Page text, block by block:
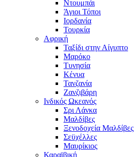
Ντουμπάι
Άγιοι Τόποι
Ιορδανία
Τουρκία
Αφρική
Ταξίδι στην Αίγυπτο
Μαρόκο
Τυνησία
Κένυα
Τανζανία
Ζανζιβάρη
Ινδικός Ωκεανός
Σρι Λάνκα
Μαλδίβες
Ξενοδοχεία Μαλδίβες
Σεϋχέλλες
Μαυρίκιος
Καραϊβική